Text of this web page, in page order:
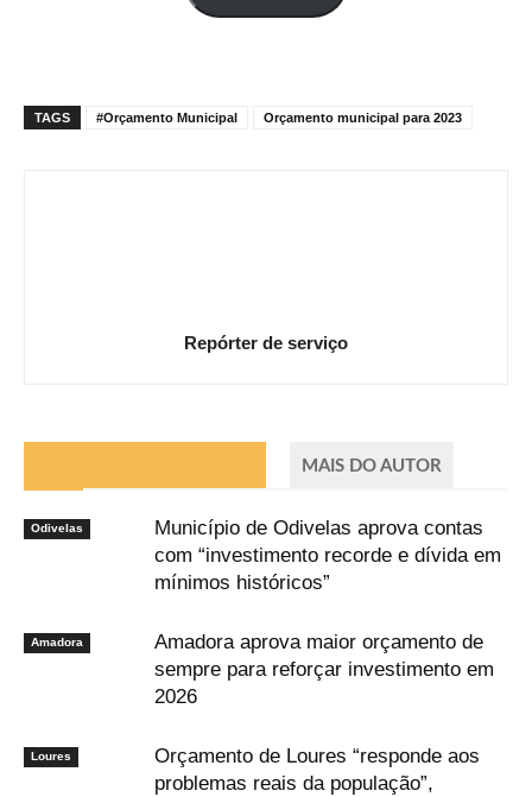
TAGS #Orçamento Municipal Orçamento municipal para 2023
Repórter de serviço
MAIS DO AUTOR
Odivelas
Município de Odivelas aprova contas
com “investimento recorde e dívida em
mínimos históricos”
Amadora
Amadora aprova maior orçamento de
sempre para reforçar investimento em
2026
Loures
Orçamento de Loures “responde aos
problemas reais da população”,